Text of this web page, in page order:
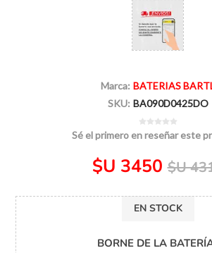
Marca: BATERIAS
SKU: BA090D0425DO
Sé el primero en reseñar este
$U 3450 $U
BORNE DE LA
EN STOCK